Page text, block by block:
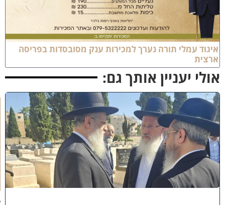
עמלי תורה נערך למכירות ענק מסובסדות בפריסה
יעניין אותך גם:
מ
ה
ש
ל
מ
ל
כ
ו
ת
: